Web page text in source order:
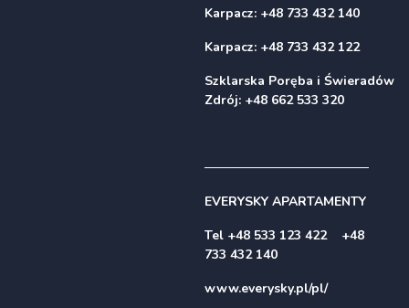
Karpacz: +48 733 432 140
Karpacz: +48 733 432 122
Szklarska Poręba i Świeradów
Zdrój: +48 662 533 320
──────────────────
EVERYSKY APARTAMENTY
Tel +48 533 123 422+48
733 432 140
www.everysky.pl/pl/